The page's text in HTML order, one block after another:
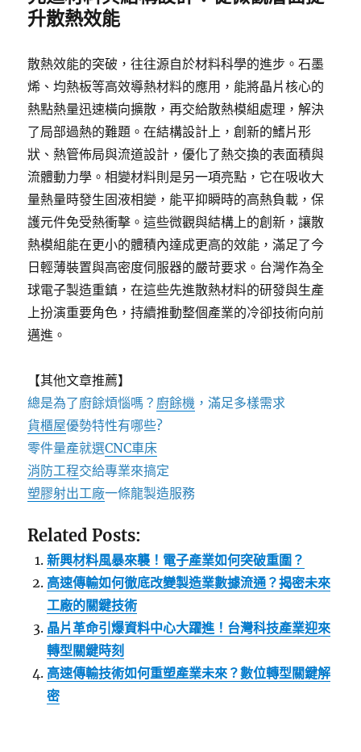
升散熱效能
散熱效能的突破，往往源自於材料科學的進步。石墨
烯、均熱板等高效導熱材料的應用，能將晶片核心的
熱點熱量迅速橫向擴散，再交給散熱模組處理，解決
了局部過熱的難題。在結構設計上，創新的鰭片形
狀、熱管佈局與流道設計，優化了熱交換的表面積與
流體動力學。相變材料則是另一項亮點，它在吸收大
量熱量時發生固液相變，能平抑瞬時的高熱負載，保
護元件免受熱衝擊。這些微觀與結構上的創新，讓散
熱模組能在更小的體積內達成更高的效能，滿足了今
日輕薄裝置與高密度伺服器的嚴苛要求。台灣作為全
球電子製造重鎮，在這些先進散熱材料的研發與生產
上扮演重要角色，持續推動整個產業的冷卻技術向前
邁進。
【其他文章推薦】
總是為了廚餘煩惱嗎？ 廚餘機 ，滿足多樣需求
貨櫃屋優勢特性有哪些?
零件量產就選CNC車床
消防工程交給專業來搞定
塑膠射出工廠一條龍製造服務
Related Posts:
新興材料風暴來襲！電子產業如何突破重圍？
高速傳輸如何徹底改變製造業數據流通？揭密未來
工廠的關鍵技術
晶片革命引爆資料中心大躍進！台灣科技產業迎來
轉型關鍵時刻
高速傳輸技術如何重塑產業未來？數位轉型關鍵解
密